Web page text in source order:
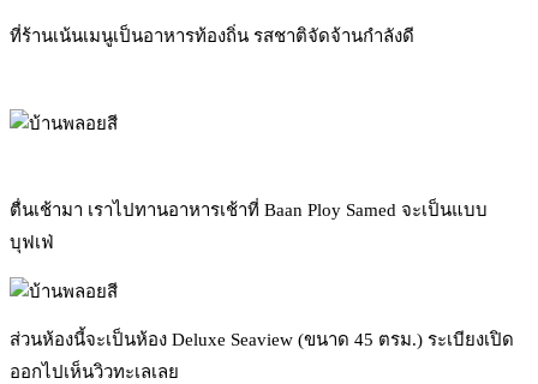
ที่ร้านเน้นเมนูเป็นอาหารท้องถิ่น รสชาติจัดจ้านกำลังดี
ตื่นเช้ามา เราไปทานอาหารเช้าที่ Baan Ploy Samed จะเป็นแบบ
บุฟเฟ่
ส่วนห้องนี้จะเป็นห้อง Deluxe Seaview (ขนาด 45 ตรม.) ระเบียงเปิด
ออกไปเห็นวิวทะเลเลย